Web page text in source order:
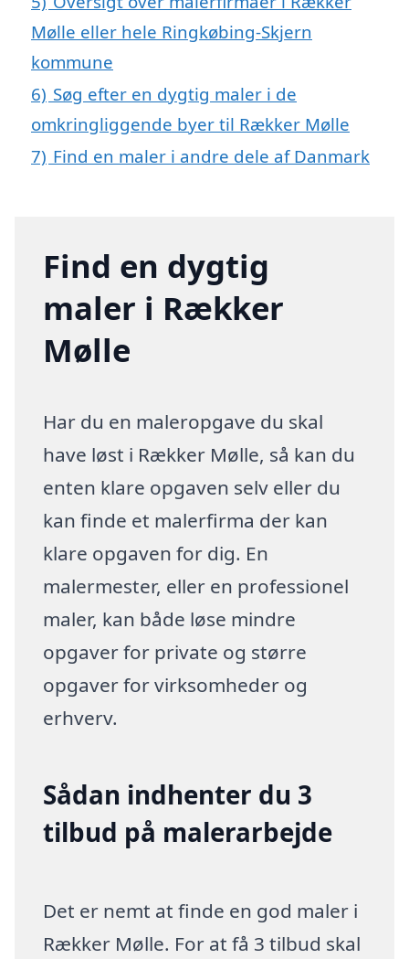
Mølle eller hele Ringkøbing-Skjern
kommune
6) Søg efter en dygtig maler i de
omkringliggende byer til Rækker Mølle
7) Find en maler i andre dele af Danmark
Find en dygtig
maler i Rækker
Mølle
Har du en maleropgave du skal
have løst i Rækker Mølle, så kan du
enten klare opgaven selv eller du
kan finde et malerfirma der kan
klare opgaven for dig. En
malermester, eller en professionel
maler, kan både løse mindre
opgaver for private og større
opgaver for virksomheder og
erhverv.
Sådan indhenter du 3
tilbud på malerarbejde
Det er nemt at finde en god maler i
Rækker Mølle. For at få 3 tilbud skal